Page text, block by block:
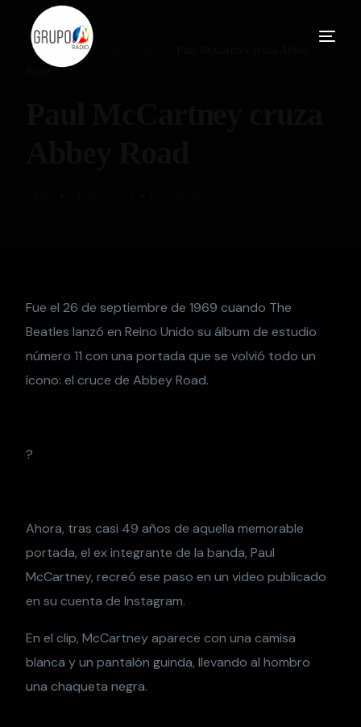
Home Blog
Fue el 26 de septiembre de 1969 cuando The
Beatles lanzó en Reino Unido su álbum de estudio
número 11 con una portada que se volvió todo un
ícono: el cruce de Abbey Road.
?
Ahora, tras casi 49 años de aquella memorable
portada, el ex integrante de la banda, Paul
McCartney, recreó ese paso en un video publicado
en su cuenta de Instagram.
En el clip, McCartney aparece con una camisa
blanca y un pantalón guinda, llevando al hombro
una chaqueta negra.